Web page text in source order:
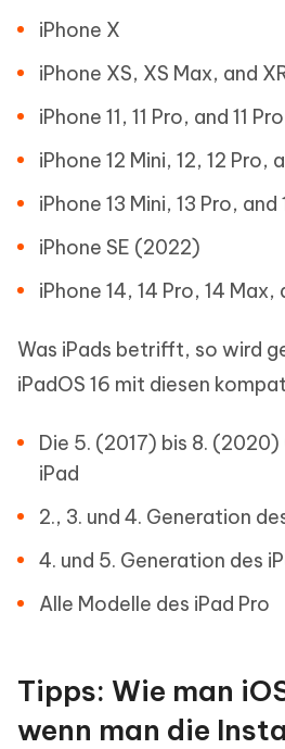
iPhone X
iPhone XS, XS Max, and
iPhone 11, 11 Pro, and 11
iPhone 12 Mini, 12, 12 Pro,
iPhone 13 Mini, 13 Pro, and
iPhone SE (2022)
iPhone 14, 14 Pro, 14 Max,
Was iPads betrifft, so wird
iPadOS 16 mit diesen
Die 5. (2017) bis 8.
iPad
2., 3. und 4. Generation
4. und 5. Generation des
Alle Modelle des iPad Pro
Tipps: Wie man
wenn man die